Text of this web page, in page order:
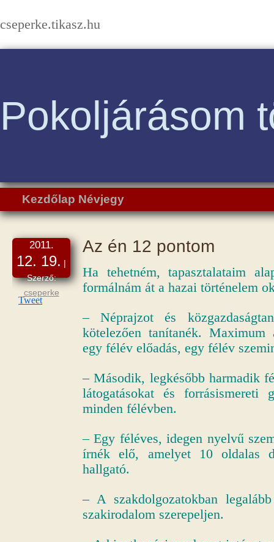
Pokoljárásom
cseperke.tikasz.hu
Kezdőlap Névjegy
Az én 12 pontom
2011.
12. 19. |
Szerző:
cseperke
Tweet
Ha tehetném, tapasztalataim
formálnám át a hazai történelem
– Néprajzot és
kötelezően tanítanék.
egy félév előadás, egy félév
– Második, legkésőbb harmadik
látogatásokat és forrásismereti
minden félévben.
– Egy féléves, idegen nyelvű
írnék elő, amelyet 10 oldalas
hallgató.
– A szakdolgozatokban
szakirodalom szerepeljen.